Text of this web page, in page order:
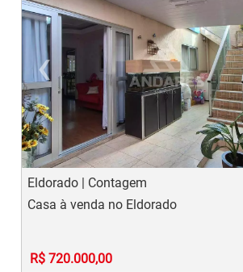
‹
Previous
Eldorado | Contagem
Casa à venda no Eldorado
R$ 720.000,00